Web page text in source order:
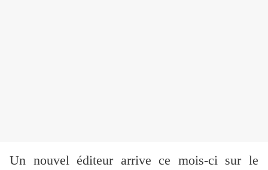
Un nouvel éditeur arrive ce mois-ci sur le